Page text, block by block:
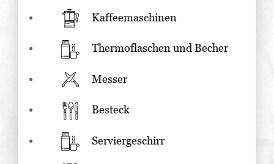
Kaffeemaschinen
Thermoflaschen und Becher
Messer
Besteck
Serviergeschirr